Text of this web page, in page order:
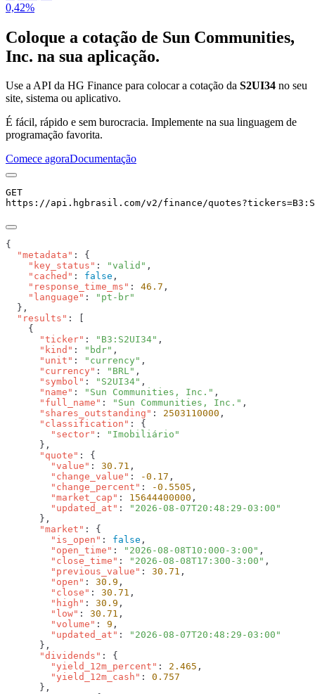
0,42%
Coloque a cotação de Sun Communities,
Inc. na sua aplicação.
Use a API da HG Finance para colocar a cotação da S2UI34 no seu
site, sistema ou aplicativo.
É fácil, rápido e sem burocracia. Implemente na sua linguagem de
programação favorita.
Comece agoraDocumentação
GET
https://api.hgbrasil.com/v2/finance/quotes?tickers=
  "metadata"
    "key_status"
: "valid"
    "cached"
: false
    "response_time_ms"
: 46.7
    "language"
:
  "results"
      "ticker"
: "B3:S2UI34"
      "kind"
: "bdr"
      "unit"
: "currency"
      "currency"
: "BRL"
      "symbol"
: "S2UI34"
      "name"
: "Sun Communities, Inc."
      "full_name"
: "Sun Communities, Inc."
      "shares_outstanding"
: 2503110000
      "classification"
        "sector"
:
      "quote"
        "value"
: 30.71
        "change_value"
: -0.17
        "change_percent"
: -0.5505
        "market_cap"
: 15644400000
        "updated_at"
:
      "market"
        "is_open"
: false
        "open_time"
: "2026-08-08T10:000-3:00"
        "close_time"
: "2026-08-08T17:300-3:00"
        "previous_value"
: 30.71
        "open"
: 30.9
        "close"
: 30.71
        "high"
: 30.9
        "low"
: 30.71
        "volume"
: 9
        "updated_at"
:
      "dividends"
        "yield_12m_percent"
: 2.465
        "yield_12m_cash"
: